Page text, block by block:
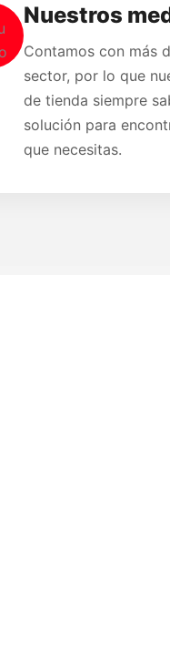
Nuestros
Contamos con más
sector, por lo que
de tienda siempre
solución para
que necesitas.